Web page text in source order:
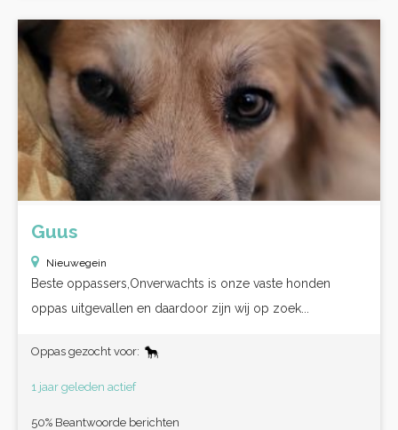
Guus
Nieuwegein
Beste oppassers,Onverwachts is onze vaste honden
oppas uitgevallen en daardoor zijn wij op zoek...
Oppas gezocht voor:
1 jaar geleden actief
50% Beantwoorde berichten